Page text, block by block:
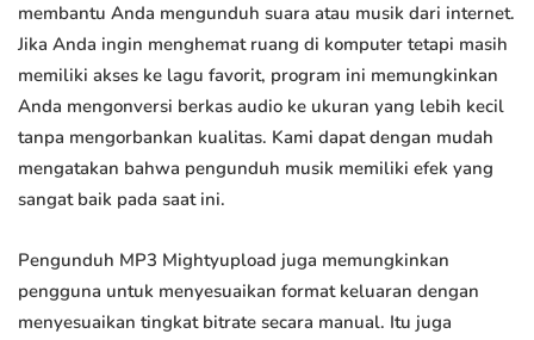
membantu Anda mengunduh suara atau musik dari internet.
Jika Anda ingin menghemat ruang di komputer tetapi masih
memiliki akses ke lagu favorit, program ini memungkinkan
Anda mengonversi berkas audio ke ukuran yang lebih kecil
tanpa mengorbankan kualitas. Kami dapat dengan mudah
mengatakan bahwa pengunduh musik memiliki efek yang
sangat baik pada saat ini.
Pengunduh MP3 Mightyupload juga memungkinkan
pengguna untuk menyesuaikan format keluaran dengan
menyesuaikan tingkat bitrate secara manual. Itu juga